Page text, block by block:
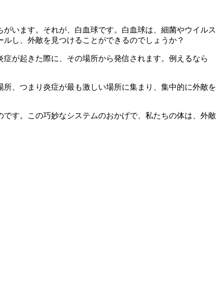
います。それが、 白血球です。白血球は、細菌やウイルス
し、外敵を見つけることができるのでしょうか？
が起きた際に、その場所から発信されます。例えるなら
、つまり炎症が最も激しい場所に集まり、集中的に外敵を
す。この巧妙なシステムのおかげで、私たちの体は、外敵